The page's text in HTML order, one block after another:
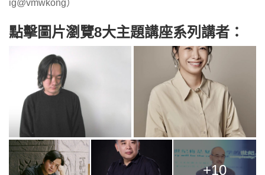
ig@vmwkong）
點擊圖片瀏覽8大主題講座系列講者：
+10